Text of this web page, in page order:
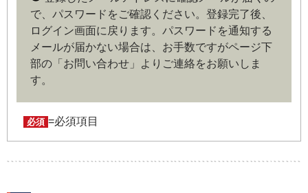
は、当社は会員登録を拒否もしくは抹消することができま
す。
第４条（ユーザー名とパスワードの管理）
ユーザー名およびパスワードの利用、管理は会員の自己責
任において行うものとします。会員は、ユーザー名および
パスワードの第三者への漏洩、利用許諾、貸与、譲渡、名
用によって生じた損害の責任は、会員が負うものとし、当
で、パスワードをご確認ください。登録完了後、
ログイン画面に戻ります。パスワードを通知する
メールが届かない場合は、お手数ですがページ下
部の「お問い合わせ」よりご連絡をお願いしま
す。
必須 =必須項目